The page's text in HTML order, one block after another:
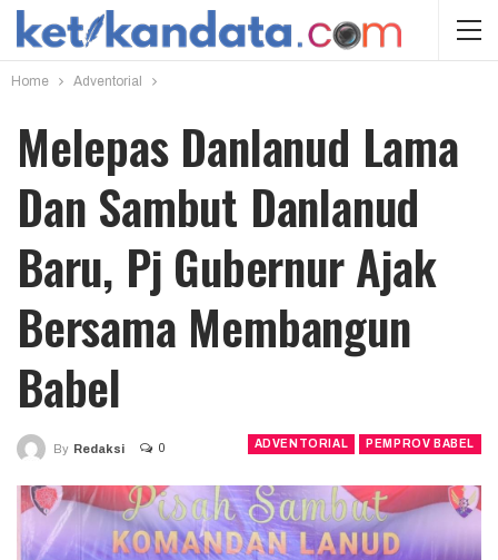
Home Adventorial
Melepas Danlanud Lama
Dan Sambut Danlanud
Baru, Pj Gubernur Ajak
Bersama Membangun
Babel
ADVENTORIAL PEMPROV BABEL
By Redaksi 0